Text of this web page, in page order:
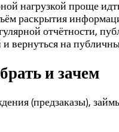
нагрузкой проще
раскрытия
отчётности,
вернуться на
и зачем
(предзаказы),